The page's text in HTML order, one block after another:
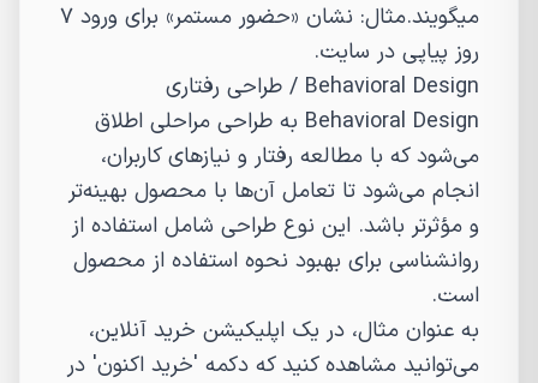
میگویند.مثال: نشان «حضور مستمر» برای ورود ۷
روز پیاپی در سایت.
Behavioral Design
/ طراحی رفتاری
Behavioral Design به طراحی مراحلی اطلاق
می‌شود که با مطالعه رفتار و نیازهای کاربران،
انجام می‌شود تا تعامل آن‌ها با محصول بهینه‌تر
و مؤثرتر باشد. این نوع طراحی شامل استفاده از
روانشناسی برای بهبود نحوه استفاده از محصول
است.
به عنوان مثال، در یک اپلیکیشن خرید آنلاین،
می‌توانید مشاهده کنید که دکمه 'خرید اکنون' در